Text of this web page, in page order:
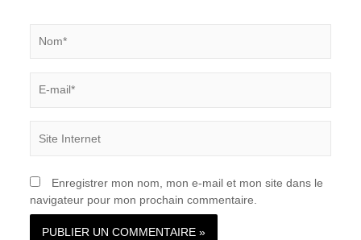
mail*
Internet
Enregistrer mon nom, mon e-mail et mon site dans le
navigateur pour mon prochain commentaire.